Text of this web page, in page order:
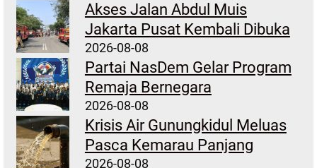
Akses Jalan Abdul Muis
Jakarta Pusat Kembali Dibuka
2026-08-08
Partai NasDem Gelar Program
Remaja Bernegara
2026-08-08
Krisis Air Gunungkidul Meluas
Pasca Kemarau Panjang
2026-08-08